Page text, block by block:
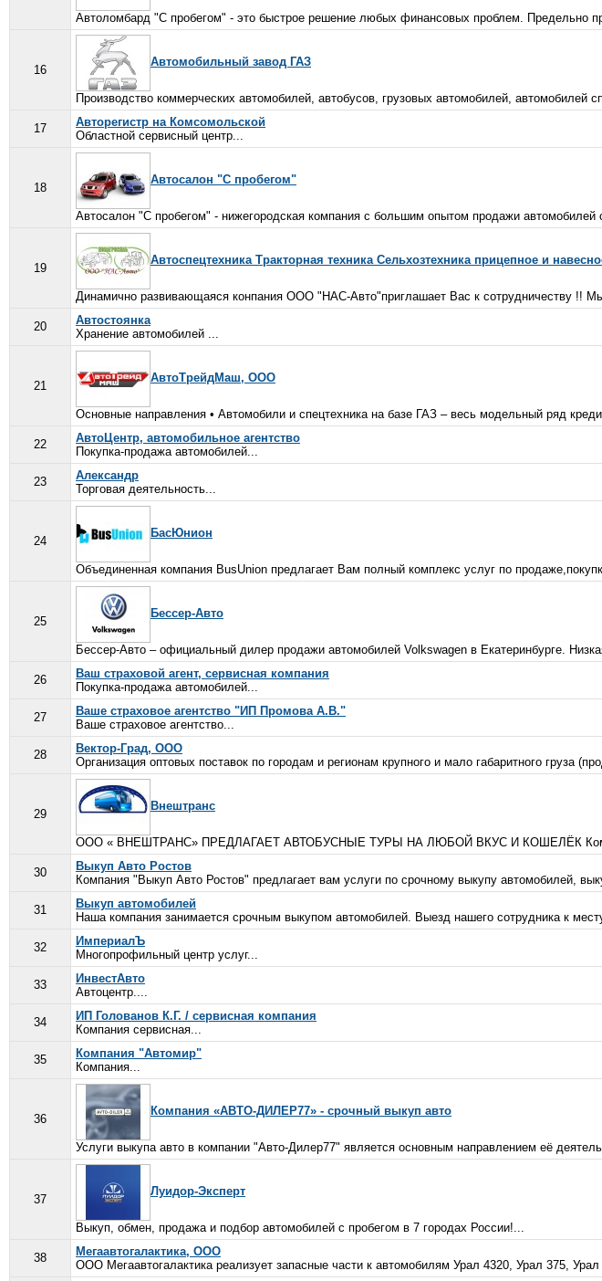
Автоломбард "С пробегом" - это быстрое решение любых финансовых проблем. Предельно
16
Автомобильный завод ГАЗ
Производство коммерческих автомобилей, автобусов, грузовых автомобилей, автомобилей
17
Авторегистр на Комсомольской
Областной сервисный центр...
18
Автосалон "С пробегом"
Автосалон "С пробегом" - нижегородская компания с большим опытом продажи
19
Автоспецтехника Тракторная техника Сельхозтехника прицепное и
Динамично развивающаяся конпания ООО "НАС-Авто"приглашает Вас к сотрудничеству !!
20
Автостоянка
Хранение автомобилей ...
21
АвтоТрейдМаш, ООО
Основные направления • Автомобили и спецтехника на базе ГАЗ – весь модельный ряд
22
АвтоЦентр, автомобильное агентство
Покупка-продажа автомобилей...
23
Александр
Торговая деятельность...
24
БасЮнион
Объединенная компания BusUnion предлагает Вам полный комплекс услуг по
25
Бессер-Авто
Бессер-Авто – официальный дилер продажи автомобилей Volkswagen в Екатеринбурге.
26
Ваш страховой агент, сервисная компания
Покупка-продажа автомобилей...
27
Ваше страховое агентство "ИП Промова А.В."
Ваше страховое агентство...
28
Вектор-Град, ООО
Организация оптовых поставок по городам и регионам крупного и мало габаритного
29
Внештранс
ООО « ВНЕШТРАНС» ПРЕДЛАГАЕТ АВТОБУСНЫЕ ТУРЫ НА ЛЮБОЙ ВКУС И КОШЕЛЁК
30
Выкуп Авто Ростов
Компания "Выкуп Авто Ростов" предлагает вам услуги по срочному выкупу автомобилей,
31
Выкуп автомобилей
Наша компания занимается срочным выкупом автомобилей. Выезд нашего сотрудника к
32
ИмпериалЪ
Многопрофильный центр услуг...
33
ИнвестАвто
Автоцентр....
34
ИП Голованов К.Г. / сервисная компания
Компания сервисная...
35
Компания "Автомир"
Компания...
36
Компания «АВТО-ДИЛЕР77» - срочный выкуп авто
Услуги выкупа авто в компании "Авто-Дилер77" является основным направлением её
37
Луидор-Эксперт
Выкуп, обмен, продажа и подбор автомобилей с пробегом в 7 городах России!...
38
Мегаавтогалактика, ООО
ООО Мегаавтогалактика реализует запасные части к автомобилям Урал 4320, Урал 375,